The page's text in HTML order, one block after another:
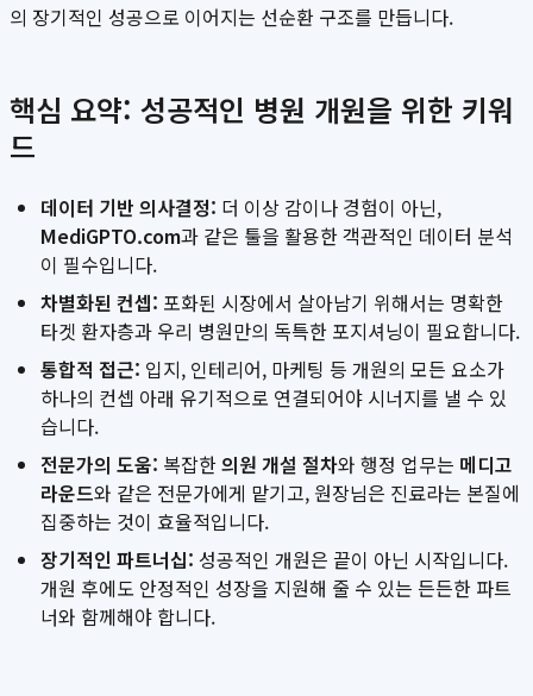
의 장기적인 성공으로 이어지는 선순환 구조를 만듭니다.
핵심 요약: 성공적인 병원 개원을 위한 키워
드
데이터 기반 의사결정: 더 이상 감이나 경험이 아닌,
MediGPTO.com과 같은 툴을 활용한 객관적인 데이터 분석
이 필수입니다.
차별화된 컨셉: 포화된 시장에서 살아남기 위해서는 명확한
타겟 환자층과 우리 병원만의 독특한 포지셔닝이 필요합니다.
통합적 접근: 입지, 인테리어, 마케팅 등 개원의 모든 요소가
하나의 컨셉 아래 유기적으로 연결되어야 시너지를 낼 수 있
습니다.
전문가의 도움: 복잡한의원 개설 절차와 행정 업무는 메디고
라운드와 같은 전문가에게 맡기고, 원장님은 진료라는 본질에
집중하는 것이 효율적입니다.
장기적인 파트너십: 성공적인 개원은 끝이 아닌 시작입니다.
개원 후에도 안정적인 성장을 지원해 줄 수 있는 든든한 파트
너와 함께해야 합니다.